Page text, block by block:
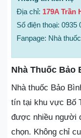
Địa chỉ: 179A
Số điện thoại: 0935
Fanpage: Nhà
Nhà Thuốc Bảo
Nhà thuốc Bảo
tín tại khu vực Bố
được nhiều người
chọn. Không chỉ